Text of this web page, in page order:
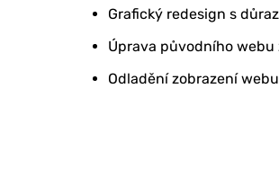
Grafický redesign s
Úprava původního
Odladění zobrazení